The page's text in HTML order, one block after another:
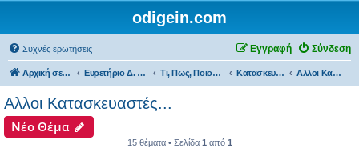
odigein.com
Συχνές ερωτήσεις Σύνδεση
Εγγραφή
Αρχική σελίδα Ευρετήριο Δ. Συζήτησης Τι, Πως, Ποιος & Πού... Κατασκευαστές & εκπρόσωποι... Αλλοι Κατασκευαστές...
Αλλοι Κατασκευαστές...
Νέο Θέμα
15 θέματα • Σελίδα 1 από 1